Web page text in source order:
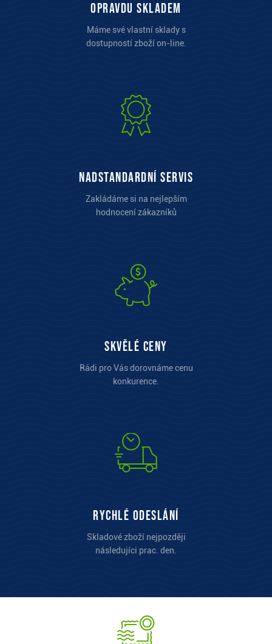
opravdu skladem
Máme své vlastní sklady s
dostupností zboží on-line.
Nadstandardní servis
Zakládáme si na nejlepším
hodnocení zákazníků
Skvělé ceny
Rádi pro Vás dorovnáme cenu
konkurence.
Rychlé odeslání
Skladové zboží nejpozději
následujíci prac. den.